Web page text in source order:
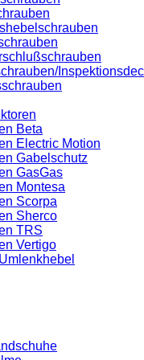
Beta
Electric Motion
Gabelschutz
GasGas
Montesa
Scorpa
Sherco
TRS
Vertigo